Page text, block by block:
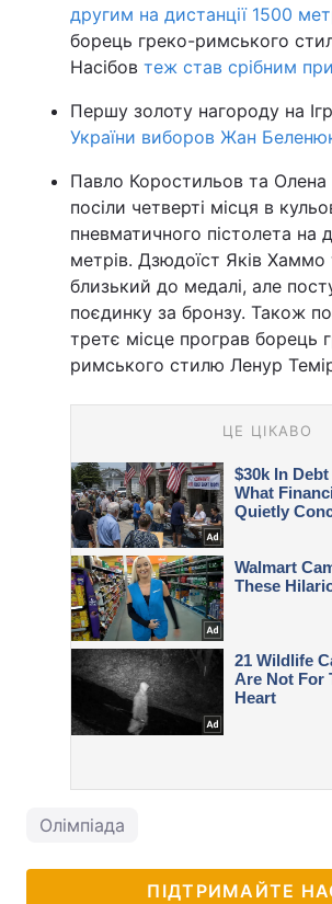
другим на дистанції 1500
борець греко-римського
Насібов теж став срібним
Першу золоту нагороду на
України виборов Жан
Павло Коростильов та Олена
посіли четверті місця в
пневматичного пістолета на
метрів. Дзюдоїст Яків
близький до медалі, але
поєдинку за бронзу. Також
третє місце програв борець
римського стилю Ленур
Олімпіада
ПІДТРИМАЙТЕ